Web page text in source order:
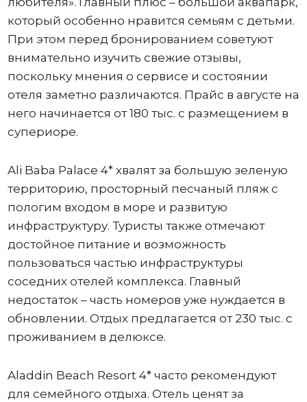
который особенно нравится семьям с детьми.
При этом перед бронированием советуют
внимательно изучить свежие отзывы,
поскольку мнения о сервисе и состоянии
отеля заметно различаются. Прайс в августе на
него начинается от 180 тыс. с размещением в
супериоре.
Ali Baba Palace 4* хвалят за большую зеленую
территорию, просторный песчаный пляж с
пологим входом в море и развитую
инфраструктуру. Туристы также отмечают
достойное питание и возможность
пользоваться частью инфраструктуры
соседних отелей комплекса. Главный
недостаток – часть номеров уже нуждается в
обновлении. Отдых предлагается от 230 тыс. с
проживанием в делюксе.
Aladdin Beach Resort 4* часто рекомендуют
для семейного отдыха. Отель ценят за